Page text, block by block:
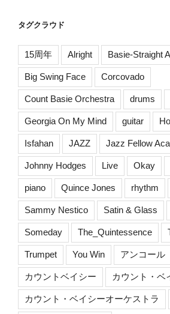
タグクラウド
15周年 Alright Basie-Straight
Big Swing Face Corcovado
Count Basie Orchestra drums
Georgia On My Mind guitar
Isfahan JAZZ Jazz Fellow
Johnny Hodges Live Okay
piano Quince Jones rhythm
Sammy Nestico Satin & Glass
Someday The_Quintessence
Trumpet You Win アンコール
カウントベイシー カウント・ベ
カウント・ベイシーオーケストラ